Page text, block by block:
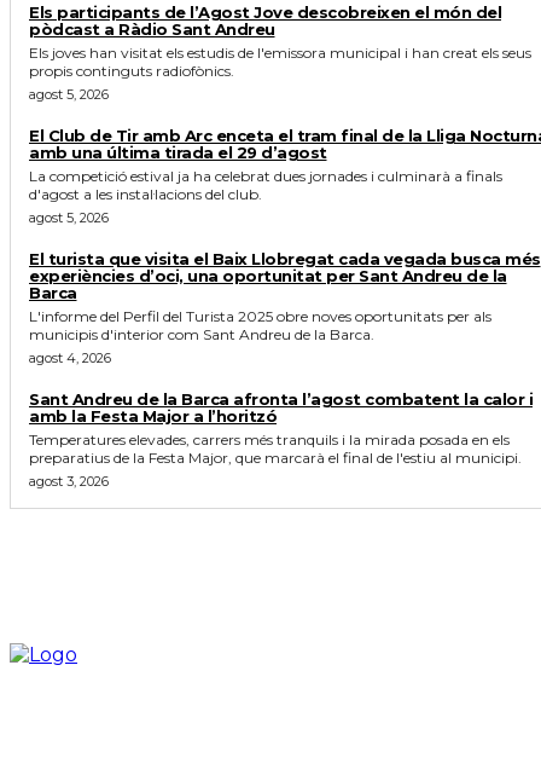
Els participants de l’Agost Jove descobreixen el món del
pòdcast a Ràdio Sant Andreu
Els joves han visitat els estudis de l'emissora municipal i han creat els seus
propis continguts radiofònics.
agost 5, 2026
El Club de Tir amb Arc enceta el tram final de la Lliga
amb una última tirada el 29 d’agost
La competició estival ja ha celebrat dues jornades i culminarà a finals
d'agost a les instal·lacions del club.
agost 5, 2026
El turista que visita el Baix Llobregat cada vegada busca més
experiències d’oci, una oportunitat per Sant Andreu de la
Barca
L'informe del Perfil del Turista 2025 obre noves oportunitats per als
municipis d'interior com Sant Andreu de la Barca.
agost 4, 2026
Sant Andreu de la Barca afronta l’agost combatent la calor i
amb la Festa Major a l’horitzó
Temperatures elevades, carrers més tranquils i la mirada posada en els
preparatius de la Festa Major, que marcarà el final de l'estiu al municipi.
agost 3, 2026